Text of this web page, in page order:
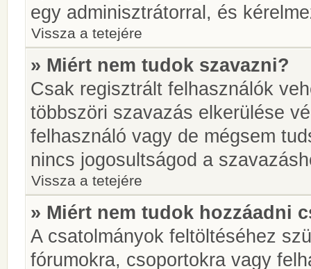
egy adminisztrátorral, és
Vissza a tetejére
» Miért nem tudok szavazni?
Csak regisztrált felhasználók
többszöri szavazás elkerülése
felhasználó vagy de mégsem
nincs jogosultságod a
Vissza a tetejére
» Miért nem tudok hozzáadni
A csatolmányok feltöltéséhez
fórumokra, csoportokra vagy